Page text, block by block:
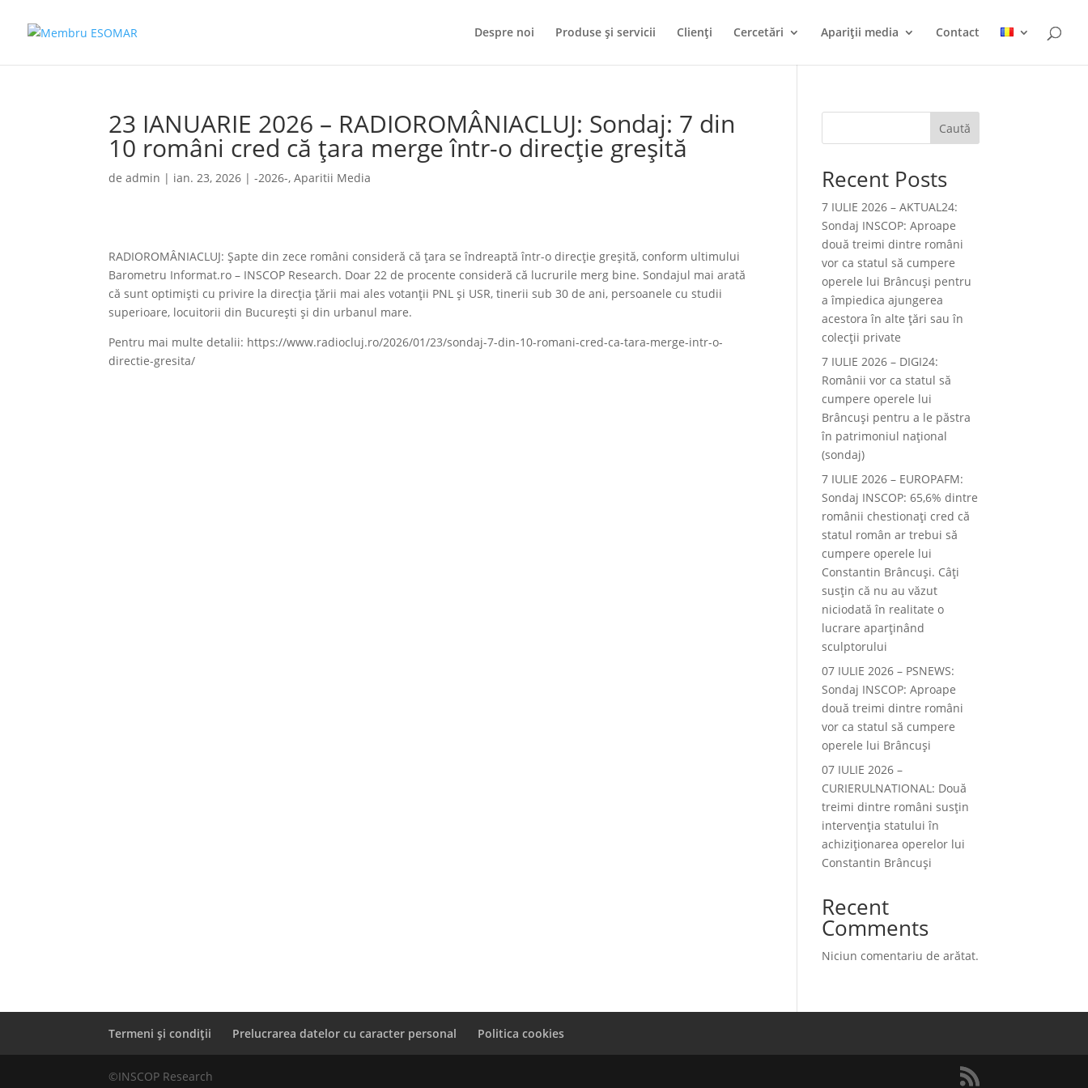
Despre noi Produse și servicii Clienți Cercetări Apariții media Contact
23 IANUARIE 2026 – RADIOROMÂNIACLUJ: Sondaj: 7 din
10 români cred că țara merge într-o direcție greșită
deadmin | ian. 23, 2026 |-2026-,Aparitii Media
RADIOROMÂNIACLUJ: Şapte din zece români consideră că ţara se îndreaptă într-o direcţie greşită, conform ultimului
Barometru Informat.ro – INSCOP Research. Doar 22 de procente consideră că lucrurile merg bine. Sondajul mai arată
că sunt optimişti cu privire la direcţia ţării mai ales votanţii PNL şi USR, tinerii sub 30 de ani, persoanele cu studii
superioare, locuitorii din Bucureşti şi din urbanul mare.
Pentru mai multe detalii: https://www.radiocluj.ro/2026/01/23/sondaj-7-din-10-romani-cred-ca-tara-merge-intr-o-
directie-gresita/
Caută
Recent Posts
7 IULIE 2026 – AKTUAL24:
Sondaj INSCOP: Aproape
două treimi dintre români
vor ca statul să cumpere
operele lui Brâncuşi pentru
a împiedica ajungerea
acestora în alte ţări sau în
colecţii private
7 IULIE 2026 – DIGI24:
Românii vor ca statul să
cumpere operele lui
Brâncuși pentru a le păstra
în patrimoniul național
(sondaj)
7 IULIE 2026 – EUROPAFM:
Sondaj INSCOP: 65,6% dintre
românii chestionați cred că
statul român ar trebui să
cumpere operele lui
Constantin Brâncuși. Câți
susțin că nu au văzut
niciodată în realitate o
lucrare aparținând
sculptorului
07 IULIE 2026 – PSNEWS:
Sondaj INSCOP: Aproape
două treimi dintre români
vor ca statul să cumpere
operele lui Brâncuși
07 IULIE 2026 –
CURIERULNATIONAL: Două
treimi dintre români susțin
intervenția statului în
achiziționarea operelor lui
Constantin Brâncuși
Recent
Comments
Niciun comentariu de arătat.
Termeni și condiții Prelucrarea datelor cu caracter personal Politica cookies
©INSCOP Research